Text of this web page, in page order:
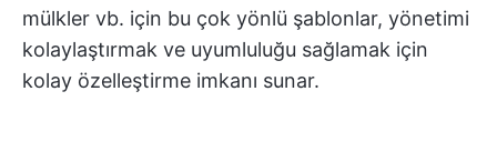
mülkler vb. için bu çok yönlü şablonlar, yönetimi
kolaylaştırmak ve uyumluluğu sağlamak için
kolay özelleştirme imkanı sunar.